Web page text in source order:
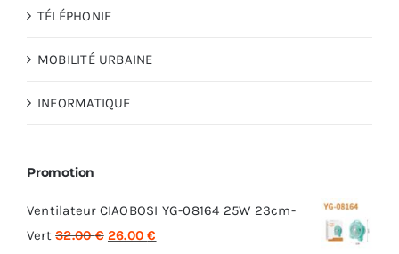
TÉLÉPHONIE
MOBILITÉ URBAINE
INFORMATIQUE
Promotion
Ventilateur CIAOBOSI YG-08164 25W 23cm-
Vert 32.00€ Le
26.00€